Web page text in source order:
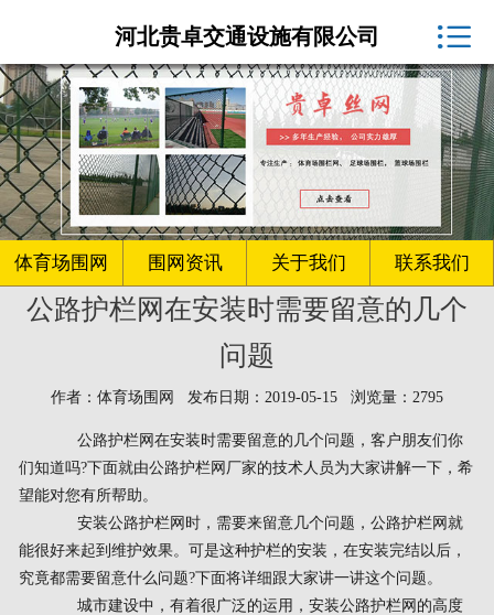
体育场围网厂家
球场围网
客户案例
围网资讯
生产车间
关于我们
河北贵卓交通设施有限公司 
体育场围网 围网资讯 关于我们 联系我们
公路护栏网在安装时需要留意的几个
问题
作者：体育场围网 发布日期：2019-05-15 浏览量：2795
公路护栏网在安装时需要留意的几个问题，客户朋友们你
们知道吗?下面就由公路护栏网厂家的技术人员为大家讲解一下，希
望能对您有所帮助。
安装公路护栏网时，需要来留意几个问题，公路护栏网就
能很好来起到维护效果。可是这种护栏的安装，在安装完结以后，
究竟都需要留意什么问题?下面将详细跟大家讲一讲这个问题。
城市建设中，有着很广泛的运用，安装公路护栏网的高度